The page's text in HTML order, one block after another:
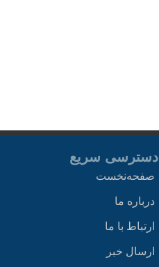
دسترسی سریع
صفحه‌نخست
درباره ما
ارتباط با ما
ارسال خبر